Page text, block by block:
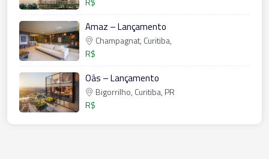
Amaz – Lançamento
Champagnat, Curitiba,
R$
Oás – Lançamento
Bigorrilho, Curitiba, PR
R$